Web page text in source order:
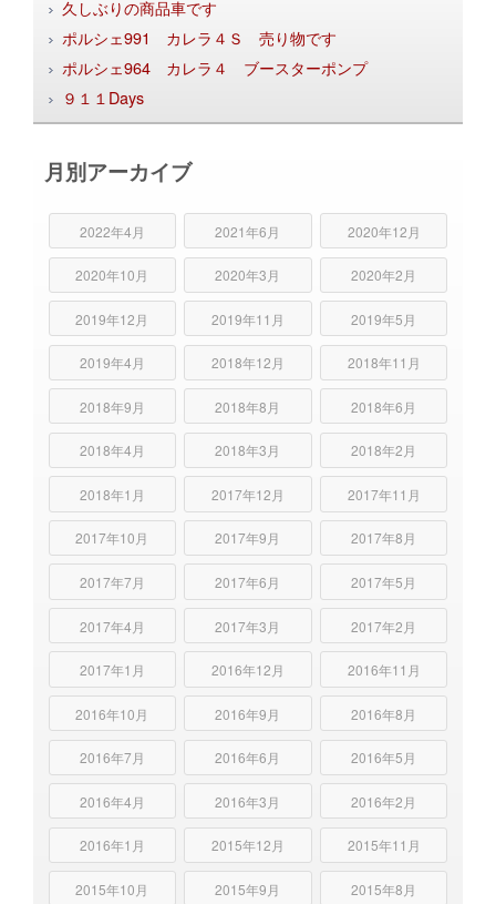
久しぶりの商品車です
ポルシェ991 カレラ４Ｓ 売り物です
ポルシェ964 カレラ４ ブースターポンプ
９１１Days
月別アーカイブ
2022年4月 2021年6月 2020年12月
2020年10月 2020年3月 2020年2月
2019年12月 2019年11月 2019年5月
2019年4月 2018年12月 2018年11月
2018年9月 2018年8月 2018年6月
2018年4月 2018年3月 2018年2月
2018年1月 2017年12月 2017年11月
2017年10月 2017年9月 2017年8月
2017年7月 2017年6月 2017年5月
2017年4月 2017年3月 2017年2月
2017年1月 2016年12月 2016年11月
2016年10月 2016年9月 2016年8月
2016年7月 2016年6月 2016年5月
2016年4月 2016年3月 2016年2月
2016年1月 2015年12月 2015年11月
2015年10月 2015年9月 2015年8月